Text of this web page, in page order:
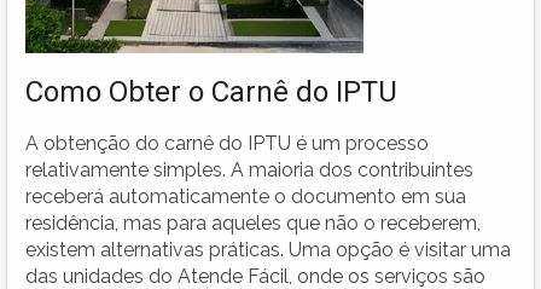
Como Obter o Carnê do IPTU
A obtenção do carnê do IPTU é um processo
relativamente simples. A maioria dos contribuintes
receberá automaticamente o documento em sua
residência, mas para aqueles que não o receberem,
existem alternativas práticas. Uma opção é visitar uma
das unidades do Atende Fácil, onde os serviços são